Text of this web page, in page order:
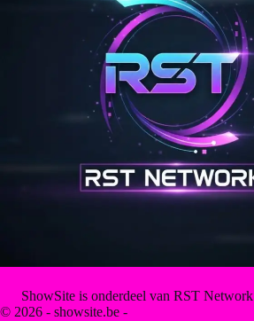
ShowSite is onderdeel van RST Network
© 2026 - showsite.be -